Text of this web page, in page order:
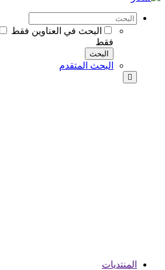
البحث في العناوين فقط
فقط
البحث
البحث المتقدم
المنتديات